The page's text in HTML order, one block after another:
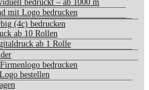
bedruckt – ab 1000 m
mit Logo bedrucken
(4c) bedrucken
ab 10 Rollen
ab 1 Rolle
bedrucken
bestellen